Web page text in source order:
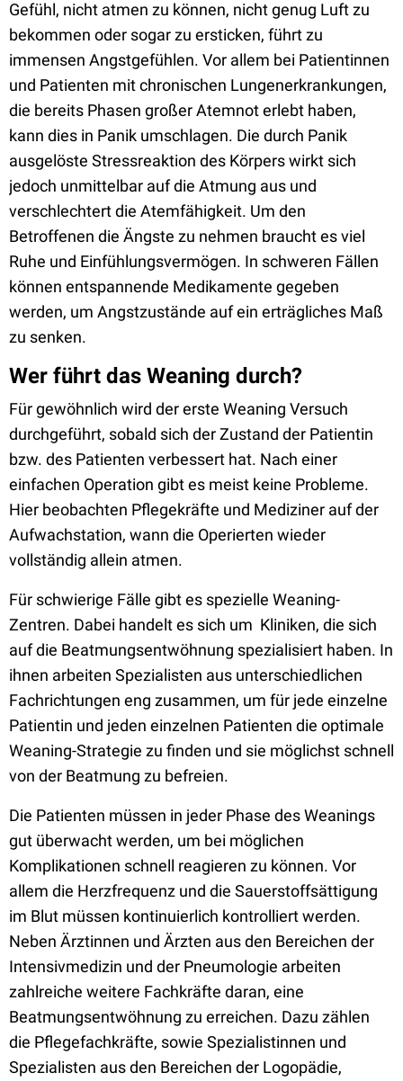
Gefühl, nicht atmen zu können, nicht genug Luft zu
bekommen oder sogar zu ersticken, führt zu
immensen Angstgefühlen. Vor allem bei Patientinnen
und Patienten mit chronischen Lungenerkrankungen,
die bereits Phasen großer Atemnot erlebt haben,
kann dies in Panik umschlagen. Die durch Panik
ausgelöste Stressreaktion des Körpers wirkt sich
jedoch unmittelbar auf die Atmung aus und
verschlechtert die Atemfähigkeit. Um den
Betroffenen die Ängste zu nehmen braucht es viel
Ruhe und Einfühlungsvermögen. In schweren Fällen
können entspannende Medikamente gegeben
werden, um Angstzustände auf ein erträgliches Maß
zu senken.
Wer führt das Weaning durch?
Für gewöhnlich wird der erste Weaning Versuch
durchgeführt, sobald sich der Zustand der Patientin
bzw. des Patienten verbessert hat. Nach einer
einfachen Operation gibt es meist keine Probleme.
Hier beobachten Pflegekräfte und Mediziner auf der
Aufwachstation, wann die Operierten wieder
vollständig allein atmen.
Für schwierige Fälle gibt es spezielle Weaning-
Zentren. Dabei handelt es sich um Kliniken, die sich
auf die Beatmungsentwöhnung spezialisiert haben. In
ihnen arbeiten Spezialisten aus unterschiedlichen
Fachrichtungen eng zusammen, um für jede einzelne
Patientin und jeden einzelnen Patienten die optimale
Weaning-Strategie zu finden und sie möglichst schnell
von der Beatmung zu befreien.
Die Patienten müssen in jeder Phase des Weanings
gut überwacht werden, um bei möglichen
Komplikationen schnell reagieren zu können. Vor
allem die Herzfrequenz und die Sauerstoffsättigung
im Blut müssen kontinuierlich kontrolliert werden.
Neben Ärztinnen und Ärzten aus den Bereichen der
Intensivmedizin und der Pneumologie arbeiten
zahlreiche weitere Fachkräfte daran, eine
Beatmungsentwöhnung zu erreichen. Dazu zählen
die Pflegefachkräfte, sowie Spezialistinnen und
Spezialisten aus den Bereichen der Logopädie,